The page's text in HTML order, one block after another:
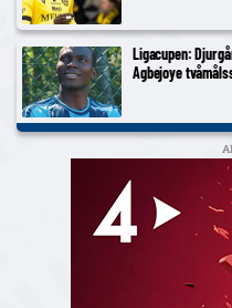
Ligacupen:
Agbejoye